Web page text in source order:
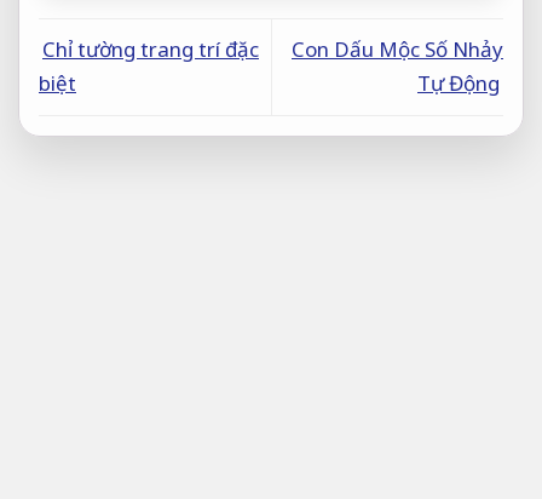
Chỉ tường trang trí đặc
biệt
Con Dấu Mộc Số Nhảy
Tự Động